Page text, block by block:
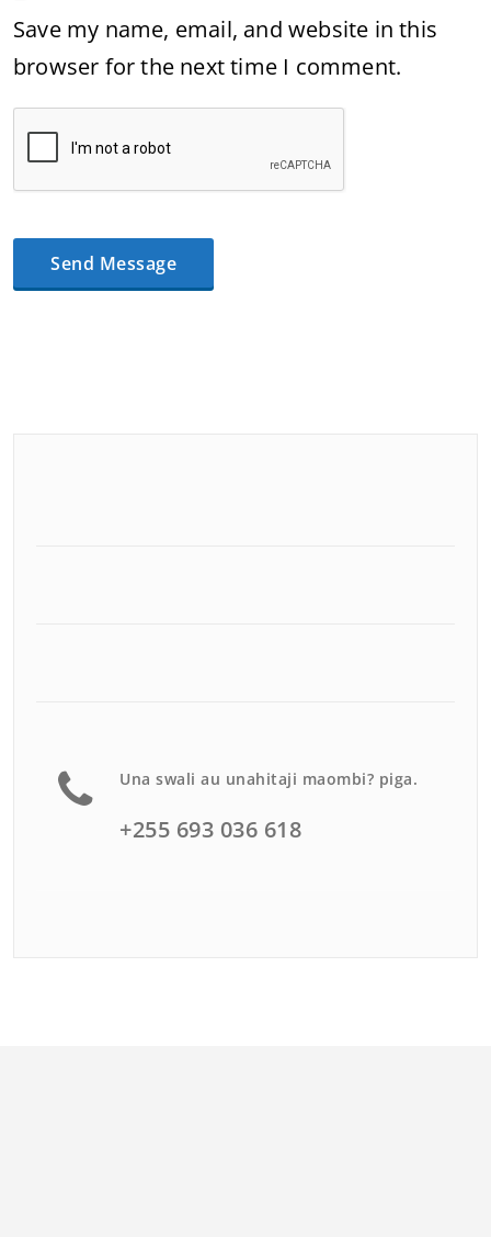
Save my name, email, and website in this
browser for the next time I comment.
Una swali au unahitaji maombi? piga.
+255 693 036 618